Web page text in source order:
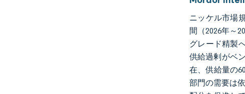
ニッケル市場
間（2026年～
グレード精製
供給過剰がベ
在、供給量の
部門の需要は